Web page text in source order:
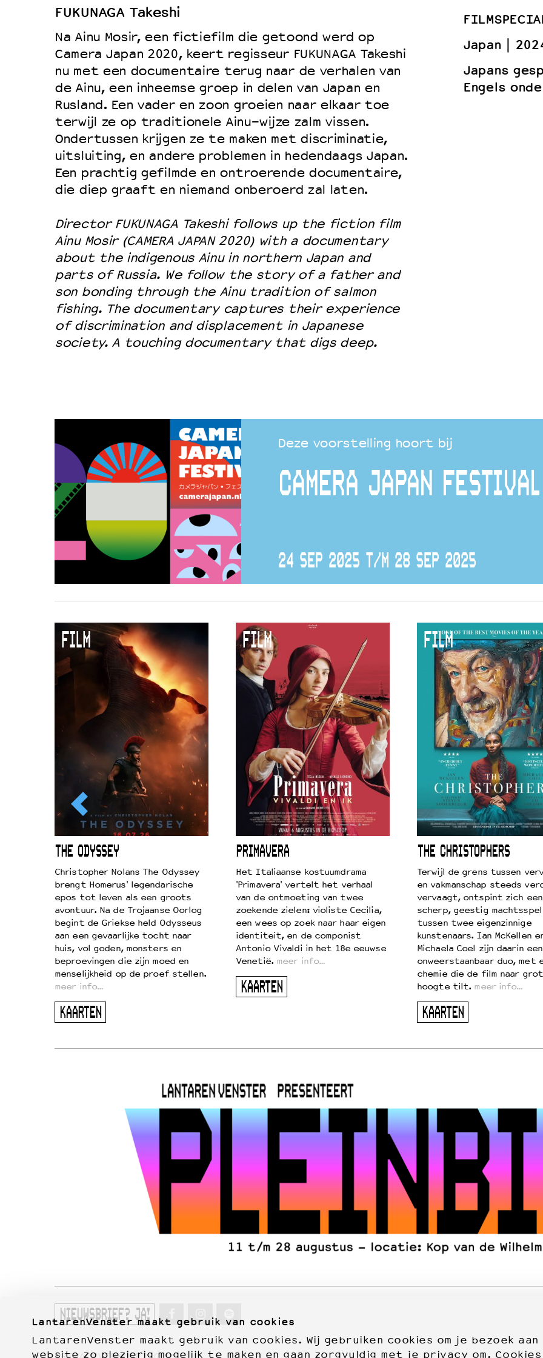
LantarenVenster maakt gebruik van cookies
LantarenVenster maakt gebruik van cookies. Wij gebruiken cookies om je bezoek aan
website zo plezierig mogelijk te maken en gaan zorgvuldig met je privacy om.
Duurzaamheid
Culturele boycot Israël
Ruimte voor artistieke vrijheid – VNPF
FUKUNAGA Takeshi
Na Ainu Mosir, een fictiefilm die getoond werd op
Camera Japan 2020, keert regisseur FUKUNAGA Takeshi
nu met een documentaire terug naar de verhalen van
de Ainu, een inheemse groep in delen van Japan en
Rusland. Een vader en zoon groeien naar elkaar toe
terwijl ze op traditionele Ainu-wijze zalm vissen.
Ondertussen krijgen ze te maken met discriminatie,
uitsluiting, en andere problemen in hedendaags Japan.
Een prachtig gefilmde en ontroerende documentaire,
die diep graaft en niemand onberoerd zal laten.
Director FUKUNAGA Takeshi follows up the fiction film
Ainu Mosir (CAMERA JAPAN 2020) with a documentary
about the indigenous Ainu in northern Japan and
parts of Russia. We follow the story of a father and
son bonding through the Ainu tradition of salmon
fishing. The documentary captures their experience
of discrimination and displacement in Japanese
society. A touching documentary that digs deep.
Japan
Japans
Engels
Deze voorstelling hoort bij
CAMERA JAPAN
24 SEP 2025 T/M 28 SEP 2025
FILM
THE ODYSSEY
Christopher Nolans The Odyssey
brengt Homerus' legendarische
epos tot leven als een groots
avontuur. Na de Trojaanse Oorlog
begint de Griekse held Odysseus
aan een gevaarlijke tocht naar
huis, vol goden, monsters en
beproevingen die zijn moed en
menselijkheid op de proef stellen.
meer info…
KAARTEN
FILM
PRIMAVERA
Het Italiaanse kostuumdrama
'Primavera' vertelt het verhaal
van de ontmoeting van twee
zoekende zielen: violiste Cecilia,
een wees op zoek naar haar eigen
identiteit, en de componist
Antonio Vivaldi in het 18e eeuwse
Venetië. meer info…
KAARTEN
FILM
THE CHRISTOPHERS
Terwijl de grens tussen
en vakmanschap steeds
vervaagt, ontspint zich een
scherp, geestig machtsspel
tussen twee eigenzinnige
kunstenaars. Ian McKellen
Michaela Coel zijn daarin een
onweerstaanbaar duo, met
chemie die de film naar
hoogte tilt. meer info…
KAARTEN
NIEUWSBRIEF? JA!